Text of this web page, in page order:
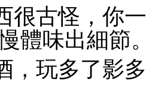
很古怪，你
體味出細節
，玩多了影